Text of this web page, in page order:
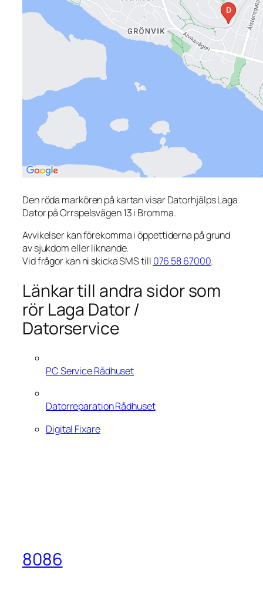
Den röda markören på kartan visar Datorhjälps Laga
Dator på Orrspelsvägen 13 i Bromma.
Avvikelser kan förekomma i öppettiderna på grund
av sjukdom eller liknande.
Vid frågor kan ni skicka SMS till 076 58 67000.
Länkar till andra sidor som
rör Laga Dator /
Datorservice
PC Service Rådhuset
Datorreparation Rådhuset
Digital Fixare
8086